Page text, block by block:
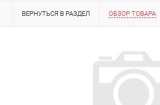
ВЕРНУТЬСЯ В РАЗДЕЛ ОБЗОР ТОВАРА